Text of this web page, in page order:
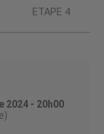
ETAPE 4
2024 - 20h00